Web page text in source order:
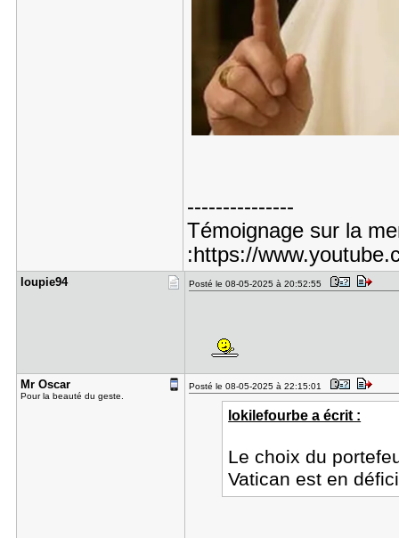
---------------
Témoignage sur la
:https://
loupie94 Posté le 08-05-2025 à 20:52:55
Mr Oscar
Pour la beauté du geste.
Posté le 08-05-2025 à 22:15:01
lokilefourbe a écrit :
Le choix du
Vatican est en